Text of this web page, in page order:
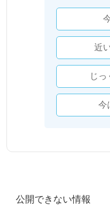
近
じ
今
公開できない情報